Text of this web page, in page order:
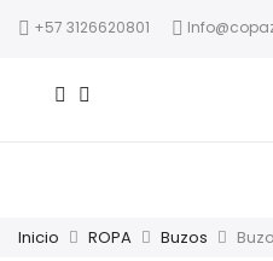
+57 3126620801
Inicio ROPA Buzos